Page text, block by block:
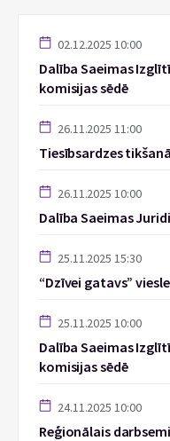
02.12.2025 10:00
Dalība Saeimas
komisijas sēdē
26.11.2025 11:00
Tiesībsardzes
26.11.2025 10:00
Dalība Saeimas
25.11.2025 15:30
“Dzīvei gatavs”
25.11.2025 10:00
Dalība Saeimas
komisijas sēdē
24.11.2025 10:00
Reģionālais